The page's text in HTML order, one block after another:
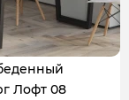
Лофт 08